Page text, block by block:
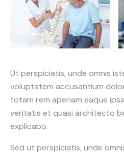
Ut perspiciatis, unde omnis
voluptatem accusantium
totam rem aperiam eaque
veritatis et quasi architecto
explicabo.
Sed ut perspiciatis, unde